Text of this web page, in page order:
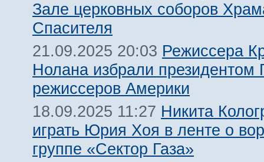
Зале церковных соборов
Спасителя
21.09.2025 20:03 Режиссера
Нолана избрали президентом
режиссеров Америки
18.09.2025 11:27 Никита
играть Юрия Хоя в ленте о
группе «Сектор Газа»